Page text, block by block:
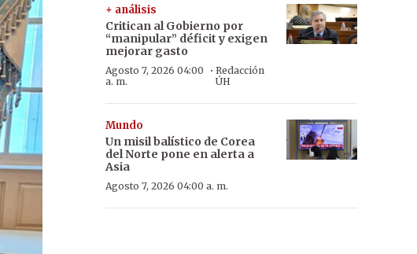
+ análisis
Critican al Gobierno por
“manipular” déficit y exigen
mejorar gasto
Agosto 7, 2026 04:00
a. m.
· Redacción
ÚH
Mundo
Un misil balístico de Corea
del Norte pone en alerta a
Asia
Agosto 7, 2026 04:00 a. m.